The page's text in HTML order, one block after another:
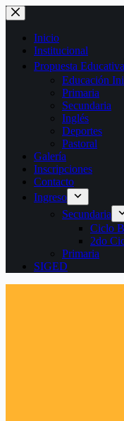
Saltar
al
contenido
Inicio
Institucional
Propuesta Educativa
Educación
Primaria
Secundaria
Inglés
Deportes
Pastoral
Galería
Inscripciones
Contacto
Ingreso
Secundaria
Ciclo
2do
Primaria
SIGED